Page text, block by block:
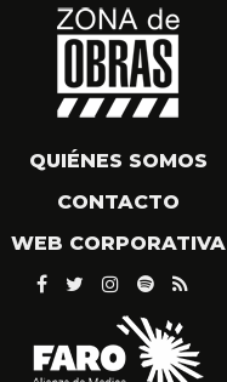
QUIÉNES SOMOS
CONTACTO
WEB CORPORATIVA